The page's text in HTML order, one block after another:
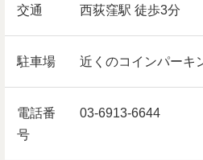
交通 西荻窪駅 徒歩3分
駐車場 近くのコインパーキ
電話番
号
03-6913-6644